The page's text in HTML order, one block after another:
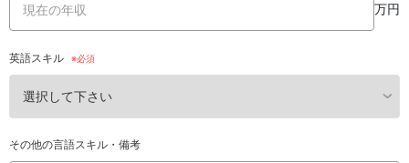
万円
英語スキル
その他の言語スキル・備考